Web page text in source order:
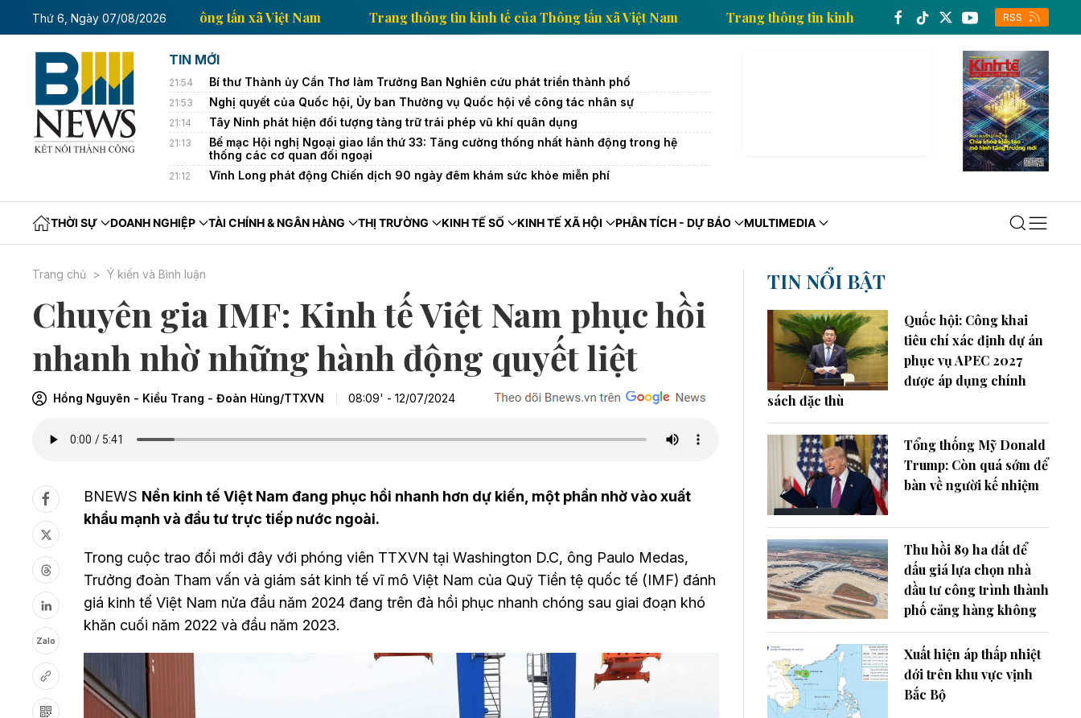
Thứ 6, Ngày 07/08/2026
Trang thông tin kinh tế của Thông tấn xã Việt Nam Trang thông tin kinh tế của Thông tấn xã Việt Nam Trang thông tin kinh tế của Thông tấn xã Việt
RSS
TIN MỚI
21:54 Bí thư Thành ủy Cần Thơ làm Trưởng Ban Nghiên cứu phát triển thành phố
21:53 Nghị quyết của Quốc hội, Ủy ban Thường vụ Quốc hội về công tác nhân sự
21:14 Tây Ninh phát hiện đối tượng tàng trữ trái phép vũ khí quân dụng
21:13
Bế mạc Hội nghị Ngoại giao lần thứ 33: Tăng cường thống nhất hành động trong hệ
thống các cơ quan đối ngoại
21:12 Vĩnh Long phát động Chiến dịch 90 ngày đêm khám sức khỏe miễn phí
THỜI SỰ DOANH NGHIỆP TÀI CHÍNH & NGÂN HÀNG THỊ TRƯỜNG KINH TẾ SỐ KINH TẾ XÃ HỘI PHÂN TÍCH - DỰ BÁO MULTIMEDIA
Trang chủ Ý kiến và Bình luận
Chuyên gia IMF: Kinh tế Việt Nam phục hồi
nhanh nhờ những hành động quyết liệt
Hồng Nguyên - Kiều Trang - Đoàn Hùng/TTXVN 08:09' - 12/07/2024
Zalo
BNEWS Nền kinh tế Việt Nam đang phục hồi nhanh hơn dự kiến, một phần nhờ vào xuất
khẩu mạnh và đầu tư trực tiếp nước ngoài.
Trong cuộc trao đổi mới đây với phóng viên TTXVN tại Washington D.C, ông Paulo Medas,
Trưởng đoàn Tham vấn và giám sát kinh tế vĩ mô Việt Nam của Quỹ Tiền tệ quốc tế (IMF) đánh
giá kinh tế Việt Nam nửa đầu năm 2024 đang trên đà hồi phục nhanh chóng sau giai đoạn khó
khăn cuối năm 2022 và đầu năm 2023.
TIN NỔI BẬT
Quốc hội: Công khai
tiêu chí xác định dự án
phục vụ APEC 2027
được áp dụng chính
sách đặc thù
Tổng thống Mỹ Donald
Trump: Còn quá sớm để
bàn về người kế nhiệm
Thu hồi 89 ha đất để
đấu giá lựa chọn nhà
đầu tư công trình thành
phố cảng hàng không
Xuất hiện áp thấp nhiệt
đới trên khu vực vịnh
Bắc Bộ